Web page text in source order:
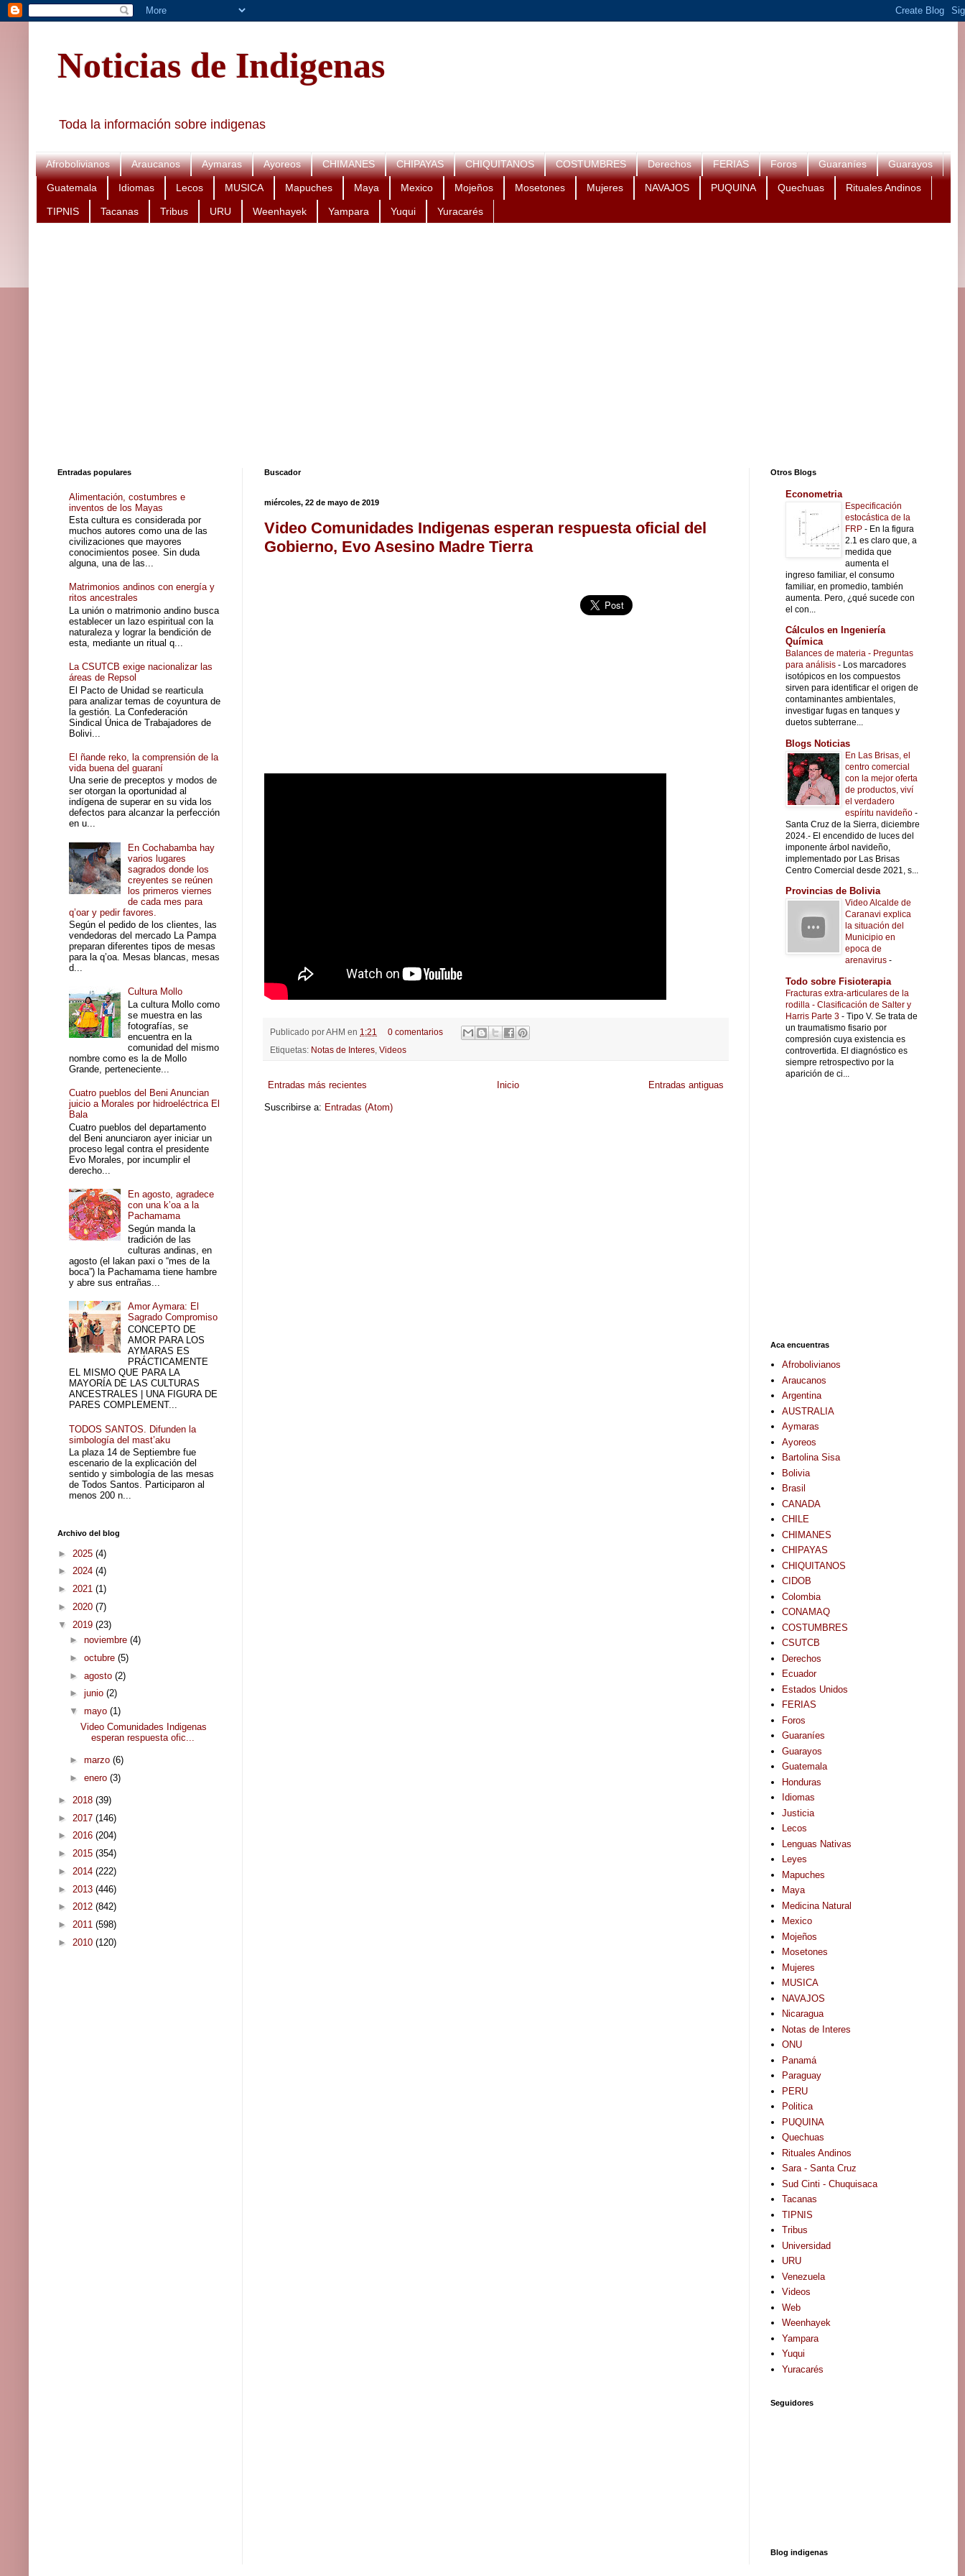
Noticias de Indigenas
Toda la información sobre indigenas
Afrobolivianos Araucanos Aymaras Ayoreos CHIMANES CHIPAYAS CHIQUITANOS COSTUMBRES Derechos FERIAS Foros Guaraníes Guarayos
Guatemala Idiomas Lecos MUSICA Mapuches Maya Mexico Mojeños Mosetones Mujeres NAVAJOS PUQUINA Quechuas Rituales Andinos
TIPNIS Tacanas Tribus URU Weenhayek Yampara Yuqui Yuracarés
Buscador
miércoles, 22 de mayo de 2019
Video Comunidades Indigenas esperan respuesta oficial del
Gobierno, Evo Asesino Madre Tierra
Publicado porAHM en 1:21
0 comentarios
Etiquetas: Notas de Interes Videos
Entradas más recientes Entradas antiguas
Inicio
Suscribirse a: Entradas (Atom)
Entradas populares
Alimentación, costumbres e
inventos de los Mayas
Esta cultura es considerada por
muchos autores como una de las
civilizaciones que mayores
conocimientos posee. Sin duda
alguna, una de las...
Matrimonios andinos con energía y
ritos ancestrales
La unión o matrimonio andino busca
establecer un lazo espiritual con la
naturaleza y lograr la bendición de
esta, mediante un ritual q...
La CSUTCB exige nacionalizar las
áreas de Repsol
El Pacto de Unidad se rearticula
para analizar temas de coyuntura de
la gestión. La Confederación
Sindical Única de Trabajadores de
Bolivi...
El ñande reko, la comprensión de la
vida buena del guaraní
Una serie de preceptos y modos de
ser otorgan la oportunidad al
indígena de superar en su vida los
defectos para alcanzar la perfección
en u...
En Cochabamba hay
varios lugares
sagrados donde los
creyentes se reúnen
los primeros viernes
de cada mes para
q’oar y pedir favores.
Según el pedido de los clientes, las
vendedoras del mercado La Pampa
preparan diferentes tipos de mesas
para la q’oa. Mesas blancas, mesas
d...
Cultura Mollo
La cultura Mollo como
se muestra en las
fotografías, se
encuentra en la
comunidad del mismo
nombre como es la de Mollo
Grande, perteneciente...
Cuatro pueblos del Beni Anuncian
juicio a Morales por hidroeléctrica El
Bala
Cuatro pueblos del departamento
del Beni anunciaron ayer iniciar un
proceso legal contra el presidente
Evo Morales, por incumplir el
derecho...
En agosto, agradece
con una k’oa a la
Pachamama
Según manda la
tradición de las
culturas andinas, en
agosto (el lakan paxi o “mes de la
boca”) la Pachamama tiene hambre
y abre sus entrañas...
Amor Aymara: El
Sagrado Compromiso
CONCEPTO DE
AMOR PARA LOS
AYMARAS ES
PRÁCTICAMENTE
EL MISMO QUE PARA LA
MAYORÍA DE LAS CULTURAS
ANCESTRALES | UNA FIGURA DE
PARES COMPLEMENT...
TODOS SANTOS. Difunden la
simbología del mast’aku
La plaza 14 de Septiembre fue
escenario de la explicación del
sentido y simbología de las mesas
de Todos Santos. Participaron al
menos 200 n...
Archivo del blog
► 2025 (4)
► 2024 (4)
► 2021 (1)
► 2020 (7)
▼ 2019 (23)
► noviembre (4)
► octubre (5)
► agosto (2)
► junio (2)
▼ mayo (1)
Video Comunidades Indigenas
esperan respuesta ofic...
► marzo (6)
► enero (3)
► 2018 (39)
► 2017 (146)
► 2016 (204)
► 2015 (354)
► 2014 (222)
► 2013 (446)
► 2012 (842)
► 2011 (598)
► 2010 (120)
Otros Blogs
Econometria
Especificación
estocástica de la
FRP - En la figura
2.1 es claro que, a
medida que
aumenta el
ingreso familiar, el consumo
familiar, en promedio, también
aumenta. Pero, ¿qué sucede con
el con...
Cálculos en Ingeniería
Química
Balances de materia - Preguntas
para análisis - Los marcadores
isotópicos en los compuestos
sirven para identificar el origen de
contaminantes ambientales,
investigar fugas en tanques y
duetos subterrane...
Blogs Noticias
En Las Brisas, el
centro comercial
con la mejor oferta
de productos, viví
el verdadero
espíritu navideño -
Santa Cruz de la Sierra, diciembre
2024.- El encendido de luces del
imponente árbol navideño,
implementado por Las Brisas
Centro Comercial desde 2021, s...
Provincias de Bolivia
Video Alcalde de
Caranavi explica
la situación del
Municipio en
epoca de
arenavirus -
Todo sobre Fisioterapia
Fracturas extra-articulares de la
rodilla - Clasificación de Salter y
Harris Parte 3 - Tipo V. Se trata de
un traumatismo fisario por
compresión cuya existencia es
controvertida. El diagnóstico es
siempre retrospectivo por la
aparición de ci...
Aca encuentras
Afrobolivianos
Araucanos
Argentina
AUSTRALIA
Aymaras
Ayoreos
Bartolina Sisa
Bolivia
Brasil
CANADA
CHILE
CHIMANES
CHIPAYAS
CHIQUITANOS
CIDOB
Colombia
CONAMAQ
COSTUMBRES
CSUTCB
Derechos
Ecuador
Estados Unidos
FERIAS
Foros
Guaraníes
Guarayos
Guatemala
Honduras
Idiomas
Justicia
Lecos
Lenguas Nativas
Leyes
Mapuches
Maya
Medicina Natural
Mexico
Mojeños
Mosetones
Mujeres
MUSICA
NAVAJOS
Nicaragua
Notas de Interes
ONU
Panamá
Paraguay
PERU
Politica
PUQUINA
Quechuas
Rituales Andinos
Sara - Santa Cruz
Sud Cinti - Chuquisaca
Tacanas
TIPNIS
Tribus
Universidad
URU
Venezuela
Videos
Web
Weenhayek
Yampara
Yuqui
Yuracarés
Seguidores
Blog indigenas